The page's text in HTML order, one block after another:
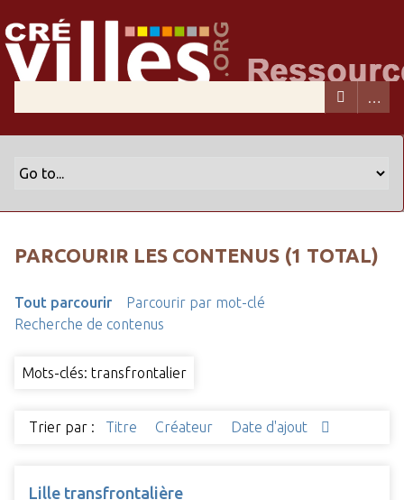
PARCOURIR LES CONTENUS (1 TOTAL)
Tout parcourir
Parcourir par mot-clé
Recherche de contenus
Mots-clés: transfrontalier
Trier par : Titre Créateur Date d'ajout
Lille transfrontalière